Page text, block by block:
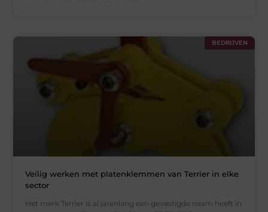
BEDRIJVEN
Veilig werken met platenklemmen van Terrier in elke
sector
Het merk Terrier is al jarenlang een gevestigde naam heeft in